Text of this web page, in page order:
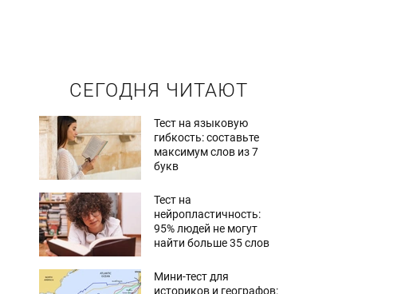
СЕГОДНЯ ЧИТАЮТ
Тест на языковую
гибкость: составьте
максимум слов из 7
букв
Тест на
нейропластичность:
95% людей не могут
найти больше 35 слов
Мини-тест для
историков и географов: